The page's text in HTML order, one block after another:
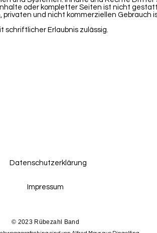
oder kompletter Seiten ist nicht
privaten und nicht kommerziellen Gebrauch
schriftlicher Erlaubnis zulässig.
Datenschutzerklärung
Impressum
© 2023 Rübezahl Band